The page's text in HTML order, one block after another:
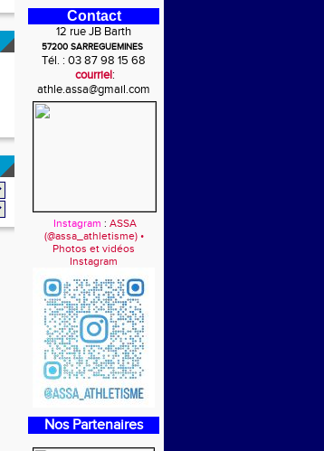
Contact
12 rue JB Barth
57200 SARREGUEMINES
Tél. : 03 87 98 15 68
courriel:
athle.assa@gmail.com
Instagram : ASSA
(@assa_athletisme) •
Photos et vidéos
Instagram
Nos Partenaires